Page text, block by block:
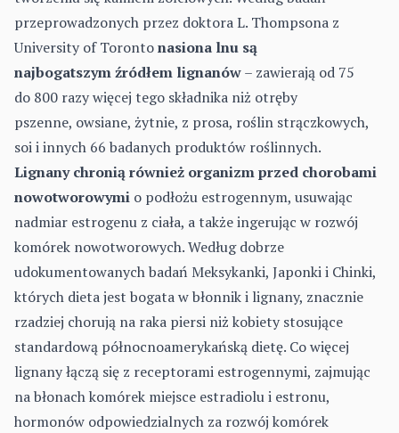
przeprowadzonych przez doktora L. Thompsona z
University of Torontonasiona lnu są
najbogatszym źródłem lignanów– zawierają od 75
do 800 razy więcej tego składnika niż otręby
pszenne, owsiane, żytnie, z prosa, roślin strączkowych,
soi i innych 66 badanych produktów roślinnych.
Lignany chronią również organizm przed chorobami
nowotworowymi o podłożu estrogennym, usuwając
nadmiar estrogenu z ciała, a także ingerując w rozwój
komórek nowotworowych. Według dobrze
udokumentowanych badań Meksykanki, Japonki i Chinki,
których dieta jest bogata w błonnik i lignany, znacznie
rzadziej chorują na raka piersi niż kobiety stosujące
standardową północnoamerykańską dietę. Co więcej
lignany łączą się z receptorami estrogennymi, zajmując
na błonach komórek miejsce estradiolu i estronu,
hormonów odpowiedzialnych za rozwój komórek